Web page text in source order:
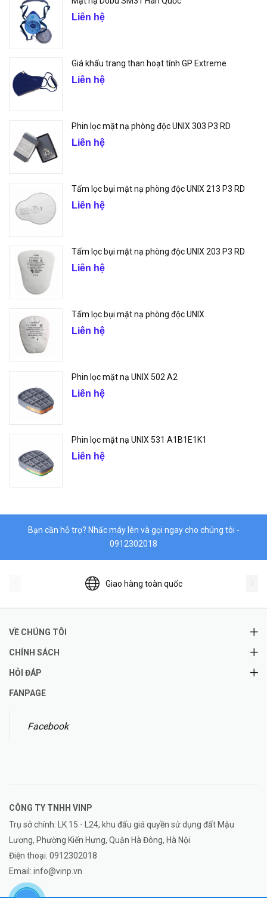
Liên hệ
Giá khẩu trang than hoạt tính GP Extreme
Liên hệ
Phin lọc mặt nạ phòng độc UNIX 303 P3 RD
Liên hệ
Tấm lọc bụi mặt nạ phòng độc UNIX 213 P3 RD
Liên hệ
Tấm lọc bụi mặt nạ phòng độc UNIX 203 P3 RD
Liên hệ
Tấm lọc bụi mặt nạ phòng độc UNIX
Liên hệ
Phin lọc mặt nạ UNIX 502 A2
Liên hệ
Phin lọc mặt nạ UNIX 531 A1B1E1K1
Liên hệ
Bạn cần hỗ trợ? Nhấc máy lên và gọi ngay cho chúng tôi -
0912302018
Giao hàng toàn quốc
VỀ CHÚNG TÔI
CHÍNH SÁCH
HỎI ĐÁP
FANPAGE
Facebook
CÔNG TY TNHH VINP
Trụ sở chính: LK 15 - L24, khu đấu giá quyền sử dụng đất Mậu
Lương, Phường Kiến Hưng, Quận Hà Đông, Hà Nội
Điện thoại: 0912302018
Email: info@vinp.vn